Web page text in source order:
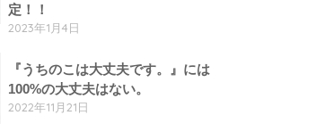
定！！
2023年1月4日
『うちのこは大丈夫です。』には
100%の大丈夫はない。
2022年11月21日